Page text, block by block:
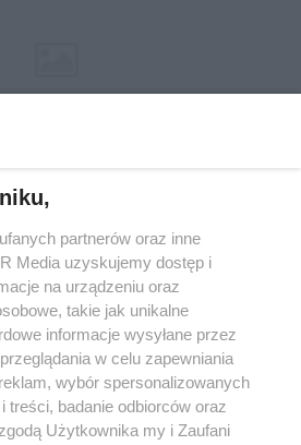
serwisie nie może być powielany i
w jakikolwiek sposób (w
na jakimkolwiek polu
włącznie z umieszczaniem w Internecie
praw. Jakiekolwiek użycie lub
lub w części z naruszeniem prawa, tzn.
pod groźbą kary i może być ścigane
partnerów oraz inne
Media uzyskujemy dostęp i
na urządzeniu oraz
takie jak unikalne
informacje wysyłane przez
w celu zapewniania
wybór spersonalizowanych
treści, badanie odbiorców oraz
Użytkownika my i Zaufani